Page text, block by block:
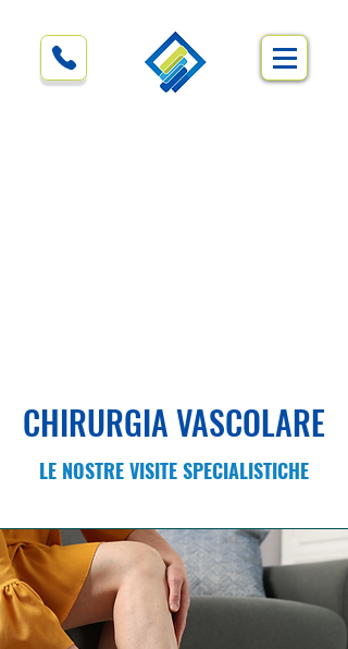
CHIRURGIA VASCOLARE
LE NOSTRE VISITE SPECIALISTICHE